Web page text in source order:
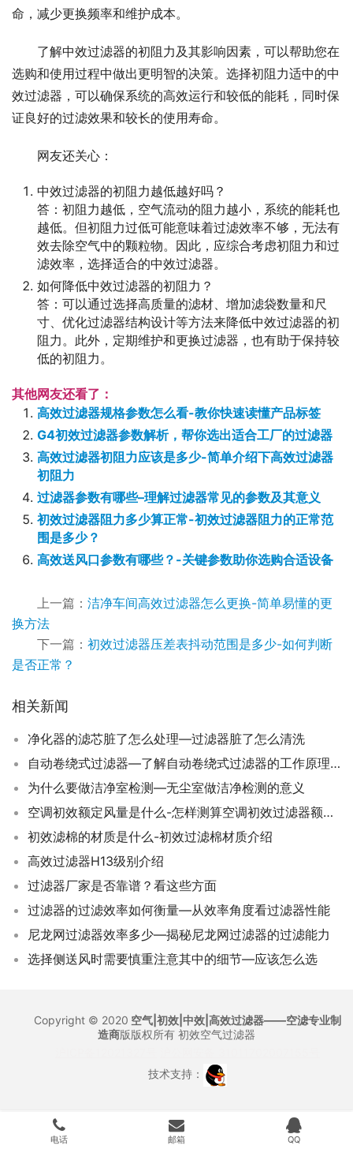
命，减少更换频率和维护成本。
了解中效过滤器的初阻力及其影响因素，可以帮助您在
选购和使用过程中做出更明智的决策。选择初阻力适中的中
效过滤器，可以确保系统的高效运行和较低的能耗，同时保
证良好的过滤效果和较长的使用寿命。
网友还关心：
中效过滤器的初阻力越低越好吗？
答：初阻力越低，空气流动的阻力越小，系统的能耗也
越低。但初阻力过低可能意味着过滤效率不够，无法有
效去除空气中的颗粒物。因此，应综合考虑初阻力和过
滤效率，选择适合的中效过滤器。
如何降低中效过滤器的初阻力？
答：可以通过选择高质量的滤材、增加滤袋数量和尺
寸、优化过滤器结构设计等方法来降低中效过滤器的初
阻力。此外，定期维护和更换过滤器，也有助于保持较
低的初阻力。
其他网友还看了：
高效过滤器规格参数怎么看-教你快速读懂产品标签
G4初效过滤器参数解析，帮你选出适合工厂的过滤器
高效过滤器初阻力应该是多少-简单介绍下高效过滤器
初阻力
过滤器参数有哪些–理解过滤器常见的参数及其意义
初效过滤器阻力多少算正常-初效过滤器阻力的正常范
围是多少？
高效送风口参数有哪些？-关键参数助你选购合适设备
上一篇： 洁净车间高效过滤器怎么更换-简单易懂的更
换方法
下一篇： 初效过滤器压差表抖动范围是多少-如何判断
是否正常？
相关新闻
净化器的滤芯脏了怎么处理—过滤器脏了怎么清洗
自动卷绕式过滤器—了解自动卷绕式过滤器的工作原理和应用场景
为什么要做洁净室检测—无尘室做洁净检测的意义
空调初效额定风量是什么-怎样测算空调初效过滤器额定风量？
初效滤棉的材质是什么-初效过滤棉材质介绍
高效过滤器H13级别介绍
过滤器厂家是否靠谱？看这些方面
过滤器的过滤效率如何衡量—从效率角度看过滤器性能
尼龙网过滤器效率多少—揭秘尼龙网过滤器的过滤能力
选择侧送风时需要慎重注意其中的细节—应该怎么选
Copyright © 2020 空气|初效|中效|高效过滤器——空滤专业制
造商版版权所有 初效空气过滤器
技术支持：
电话 邮箱 QQ